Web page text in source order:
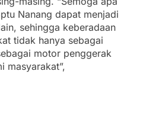
Nanang dapat menjadi
sehingga keberadaan
tidak hanya sebagai
motor penggerak
masyarakat”,